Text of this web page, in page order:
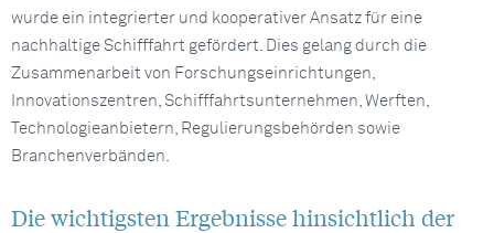
wurde ein integrierter und kooperativer Ansatz für eine
nachhaltige Schifffahrt gefördert. Dies gelang durch die
Zusammenarbeit von Forschungseinrichtungen,
Innovationszentren, Schifffahrtsunternehmen, Werften,
Technologieanbietern, Regulierungsbehörden sowie
Branchenverbänden.
Die wichtigsten Ergebnisse hinsichtlich der